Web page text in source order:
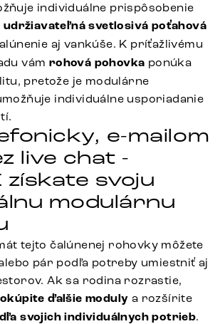
individuálne prispôsobenie
udržiavateľná svetlosivá poťahová
aj vankúše. K príťažlivému
vám rohová pohovka ponúka
pretože je modulárne
individuálne usporiadanie
e-mailom
live chat -
získate svoju
modulárnu
tejto čalúnenej rohovky môžete
pár podľa potreby umiestniť aj
Ak sa rodina rozrastie,
ďalšie moduly a rozšírite
svojich individuálnych potrieb.